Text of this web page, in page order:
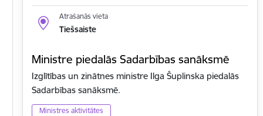
Atrašanās vieta
Tiešsaiste
Ministre piedalās Sadarbības sanāksmē
Izglītības un zinātnes ministre Ilga Šuplinska piedalās
Sadarbības sanāksmē.
Ministres aktivitātes